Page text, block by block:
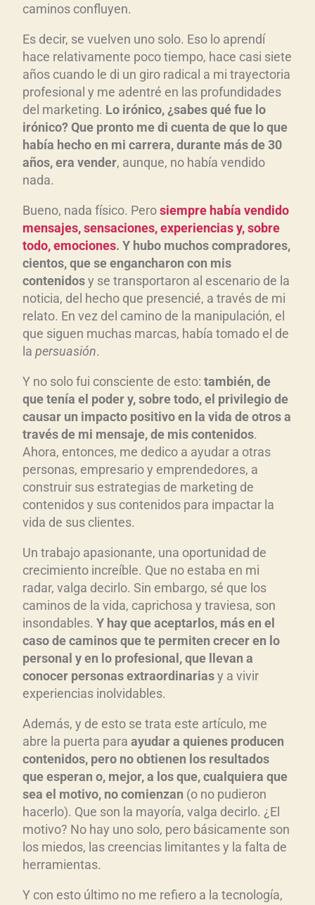
caminos confluyen.
Es decir, se vuelven uno solo. Eso lo aprendí
hace relativamente poco tiempo, hace casi siete
años cuando le di un giro radical a mi trayectoria
profesional y me adentré en las profundidades
del marketing. Lo irónico, ¿sabes qué fue lo
irónico? Que pronto me di cuenta de que lo que
había hecho en mi carrera, durante más de 30
años, era vender, aunque, no había vendido
nada.
Bueno, nada físico. Perosiempre había vendido
mensajes, sensaciones, experiencias y, sobre
todo, emociones. Y hubo muchos compradores,
cientos, que se engancharon con mis
contenidosy se transportaron al escenario de la
noticia, del hecho que presencié, a través de mi
relato. En vez del camino de la manipulación, el
que siguen muchas marcas, había tomado el de
la persuasión.
Y no solo fui consciente de esto: también, de
que tenía el poder y, sobre todo, el privilegio de
causar un impacto positivo en la vida de otros a
través de mi mensaje, de mis contenidos.
Ahora, entonces, me dedico a ayudar a otras
personas, empresario y emprendedores, a
construir sus estrategias de marketing de
contenidos y sus contenidos para impactar la
vida de sus clientes.
Un trabajo apasionante, una oportunidad de
crecimiento increíble. Que no estaba en mi
radar, valga decirlo. Sin embargo, sé que los
caminos de la vida, caprichosa y traviesa, son
insondables. Y hay que aceptarlos, más en el
caso de caminos que te permiten crecer en lo
personal y en lo profesional, que llevan a
conocer personas extraordinariasy a vivir
experiencias inolvidables.
Además, y de esto se trata este artículo, me
abre la puerta para ayudar a quienes producen
contenidos, pero no obtienen los resultados
que esperan o, mejor, a los que, cualquiera que
sea el motivo, no comienzan (o no pudieron
hacerlo). Que son la mayoría, valga decirlo. ¿El
motivo? No hay uno solo, pero básicamente son
los miedos, las creencias limitantes y la falta de
herramientas.
Y con esto último no me refiero a la tecnología,